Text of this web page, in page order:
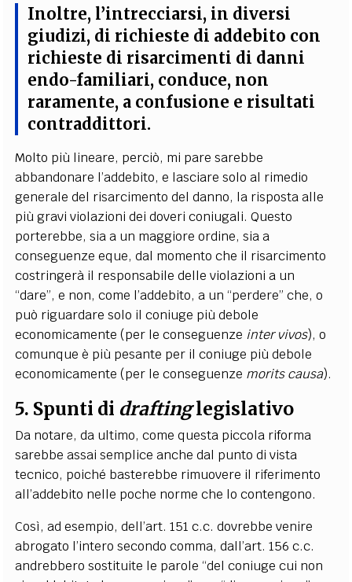
Inoltre, l’intrecciarsi, in diversi
giudizi, di richieste di addebito con
richieste di risarcimenti di danni
endo-familiari, conduce, non
raramente, a confusione e risultati
contraddittori.
Molto più lineare, perciò, mi pare sarebbe
abbandonare l’addebito, e lasciare solo al rimedio
generale del risarcimento del danno, la risposta alle
più gravi violazioni dei doveri coniugali. Questo
porterebbe, sia a un maggiore ordine, sia a
conseguenze eque, dal momento che il risarcimento
costringerà il responsabile delle violazioni a un
“dare”, e non, come l’addebito, a un “perdere” che, o
può riguardare solo il coniuge più debole
economicamente (per le conseguenze inter vivos), o
comunque è più pesante per il coniuge più debole
economicamente (per le conseguenze morits causa).
​​​​​​​5. Spunti di draftinglegislativo
Da notare, da ultimo, come questa piccola riforma
sarebbe assai semplice anche dal punto di vista
tecnico, poiché basterebbe rimuovere il riferimento
all’addebito nelle poche norme che lo contengono.
Così, ad esempio, dell’art. 151 c.c. dovrebbe venire
abrogato l’intero secondo comma, dall’art. 156 c.c.
andrebbero sostituite le parole “del coniuge cui non